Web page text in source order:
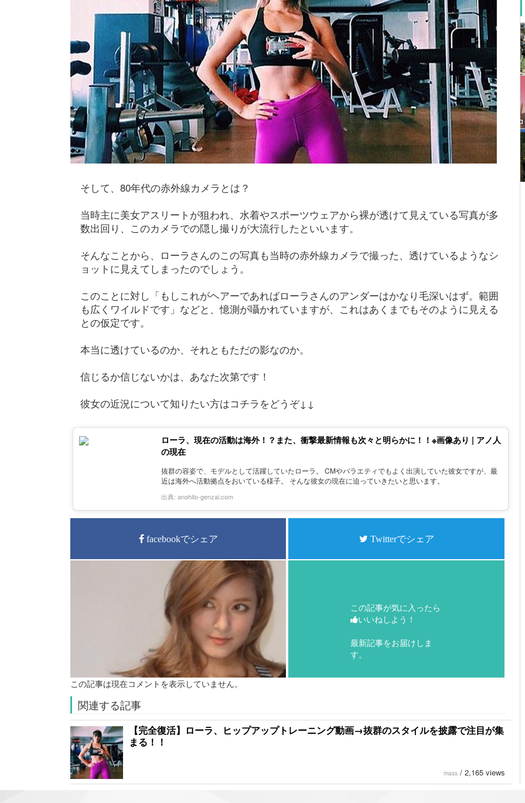
そして、80年代の赤外線カメラとは？
当時主に美女アスリートが狙われ、水着やスポーツウェアから裸が透けて見えている写真が多
数出回り、このカメラでの隠し撮りが大流行したといいます。
そんなことから、ローラさんのこの写真も当時の赤外線カメラで撮った、透けているようなシ
ョットに見えてしまったのでしょう。
このことに対し「もしこれがヘアーであればローラさんのアンダーはかなり毛深いはず。範囲
も広くワイルドです」などと、憶測が囁かれていますが、これはあくまでもそのように見える
との仮定です。
本当に透けているのか、それともただの影なのか。
信じるか信じないかは、あなた次第です！
彼女の近況について知りたい方はコチラをどうぞ↓↓
ローラ、現在の活動は海外！？また、衝撃最新情報も次々と明らかに！！※画像あり | アノ人
の現在
抜群の容姿で、モデルとして活躍していたローラ。 CMやバラエティでもよく出演していた彼女ですが、最
近は海外へ活動拠点をおいている様子。 そんな彼女の現在に迫っていきたいと思います。
出典: anohito-genzai.com
facebookでシェア Twitterでシェア
この記事が気に入ったら
いいねしよう！
最新記事をお届けしま
す。
この記事は現在コメントを表示していません。
関連する記事
【完全復活】ローラ、ヒップアップトレーニング動画→抜群のスタイルを披露で注目が集
まる！！
mass / 2,165 views